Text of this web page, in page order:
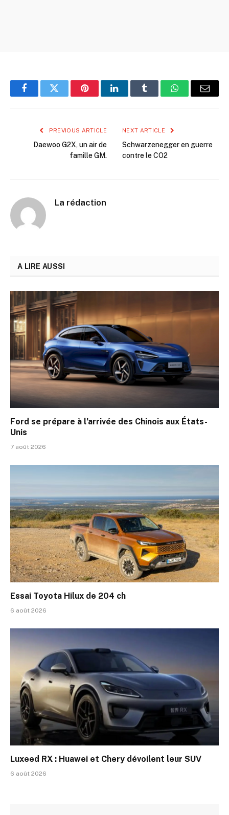
FacebookTwitter PinterestLinkedInTumblr WhatsAppEmail
PREVIOUS ARTICLE
Daewoo G2X, un air de
famille GM.
NEXT ARTICLE
Schwarzenegger en guerre
contre le CO2
La rédaction
A LIRE AUSSI
Ford se prépare à l’arrivée des Chinois aux États-
Unis
7 août 2026
Essai Toyota Hilux de 204 ch
6 août 2026
Luxeed RX : Huawei et Chery dévoilent leur SUV
6 août 2026